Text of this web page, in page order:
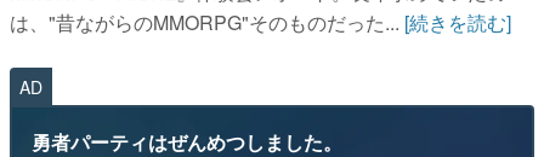
は、"昔ながらのMMORPG"そのものだった... [続きを読む]
AD
勇者パーティはぜんめつしました。